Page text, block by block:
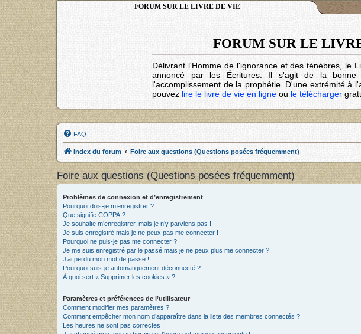
FORUM SUR LE LIVRE DE VIE
FORUM SUR LE
Délivrant l'Homme de l'ignorance et des ténèbres, le
annoncé par les Écritures. Il s'agit de la
l'accomplissement de la prophétie. D'une extrémité à
pouvez lire le livre de vie en ligne ou le télécharger
FAQ
Index du forum Foire aux questions (Questions posées fréquemment)
Foire aux questions (Questions posées fréquemment)
Problèmes de connexion et d’enregistrement
Pourquoi dois-je m’enregistrer ?
Que signifie COPPA ?
Je souhaite m’enregistrer, mais je n’y parviens pas !
Je suis enregistré mais je ne peux pas me connecter !
Pourquoi ne puis-je pas me connecter ?
Je me suis enregistré par le passé mais je ne peux plus me connecter ?!
J’ai perdu mon mot de passe !
Pourquoi suis-je automatiquement déconnecté ?
À quoi sert « Supprimer les cookies » ?
Paramètres et préférences de l’utilisateur
Comment modifier mes paramètres ?
Comment empêcher mon nom d’apparaître dans la liste des membres connectés ?
Les heures ne sont pas correctes !